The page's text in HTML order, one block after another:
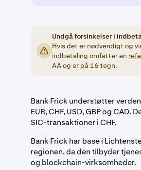
Undgå forsinkelser i
Hvis det er nødvendigt og
indbetaling omfatter en
AA og er på 16 tegn.
Bank Frick understøtter
EUR, CHF, USD, GBP og
SIC-transaktioner i CHF.
Bank Frick har base i
regionen, da den tilbyder
og blockchain-virksomheder.